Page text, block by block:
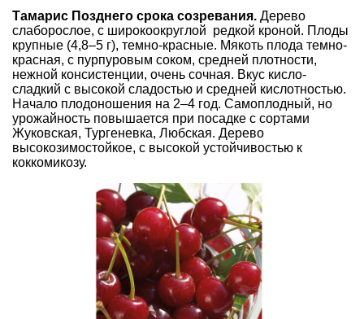
Тамарис Позднего срока созревания. Дерево
слаборослое, с широкоокруглой редкой кроной. Плоды
крупные (4,8–5 г), темно-красные. Мякоть плода темно-
красная, с пурпуровым соком, средней плотности,
нежной консистенции, очень сочная. Вкус кисло-
сладкий с высокой сладостью и средней кислотностью.
Начало плодоношения на 2–4 год. Самоплодный, но
урожайность повышается при посадке с сортами
Жуковская, Тургеневка, Любская. Дерево
высокозимостойкое, с высокой устойчивостью к
коккомикозу.